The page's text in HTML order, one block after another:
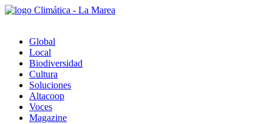
Global
Local
Biodiversidad
Cultura
Soluciones
Altacoop
Voces
Magazine